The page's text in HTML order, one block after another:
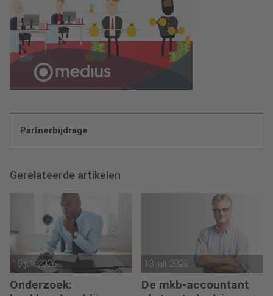
Partnerbijdrage
Gerelateerde artikelen
15 juli 2026
Onderzoek:
13 juli 2026
De mkb-accountant